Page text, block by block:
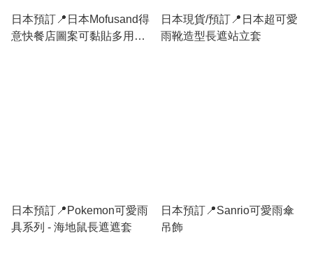
日本預訂📍日本Mofusand得
意快餐店圖案可黏貼多用布
日本現貨/預訂📍日本超可愛
雨靴造型長遮站立套
日本預訂📍Pokemon可愛雨
具系列 - 海地鼠長遮遮套
日本預訂📍Sanrio可愛雨傘
吊飾